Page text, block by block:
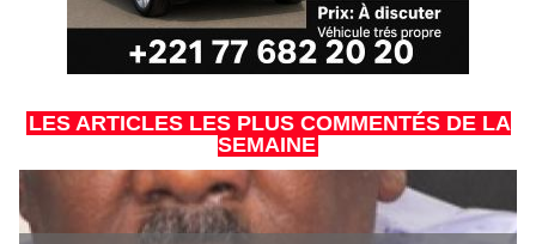
LES ARTICLES LES PLUS COMMENTÉS DE LA
SEMAINE